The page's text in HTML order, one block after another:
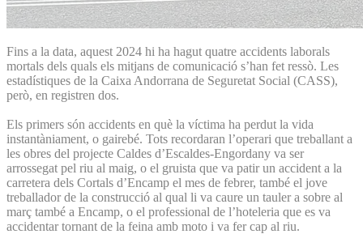
Fins a la data, aquest 2024 hi ha hagut quatre accidents laborals
mortals dels quals els mitjans de comunicació s’han fet ressò. Les
estadístiques de la Caixa Andorrana de Seguretat Social (CASS),
però, en registren dos.
Els primers són accidents en què la víctima ha perdut la vida
instantàniament, o gairebé. Tots recordaran l’operari que treballant a
les obres del projecte Caldes d’Escaldes-Engordany va ser
arrossegat pel riu al maig, o el gruista que va patir un accident a la
carretera dels Cortals d’Encamp el mes de febrer, també el jove
treballador de la construcció al qual li va caure un tauler a sobre al
març també a Encamp, o el professional de l’hoteleria que es va
accidentar tornant de la feina amb moto i va fer cap al riu.